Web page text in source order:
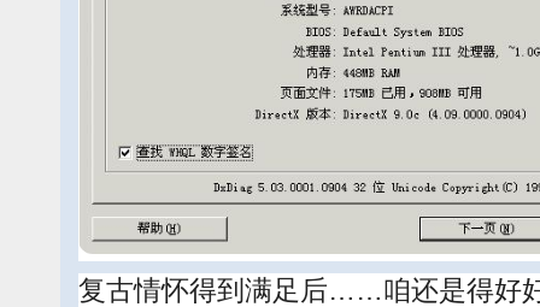
复古情怀得到满足后……咱还是得好